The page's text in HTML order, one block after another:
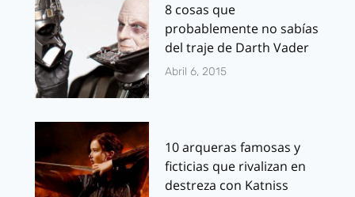
8 cosas que
probablemente no sabías
del traje de Darth Vader
Abril 6, 2015
10 arqueras famosas y
ficticias que rivalizan en
destreza con Katniss